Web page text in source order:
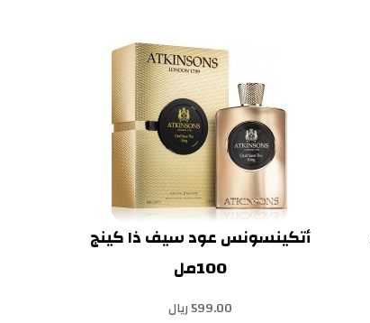
أتكينسونس عود سيف ذا كينج
100مل
599.00 ريال